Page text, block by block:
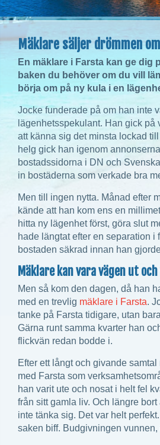
Mäklare säljer drömmen
En mäklare i Farsta kan ge dig
baken du behöver om du vill
börja om på ny kula i en
Jocke funderade på om han inte
lägenhetsspekulant. Han gick på
att känna sig det minsta lockad
helg gick han igenom
bostadssidorna i DN och
in bostäderna som verkade bra
Men till ingen nytta. Månad efter
kände att han kom ens en
hitta ny lägenhet först, göra slut
hade längtat efter en separation i
bostaden säkrad innan han
Mäklare kan vara vägen ut
Men så kom den dagen, då han
med en trevlig mäklare i Farsta.
tanke på Farsta tidigare, utan
Gärna runt samma kvarter han
flickvän redan bodde i.
Efter ett långt och givande
med Farsta som
han varit ute och nosat i helt fel
från sitt gamla liv. Och längre
inte tänka sig. Det var helt
saken biff. Budgivningen